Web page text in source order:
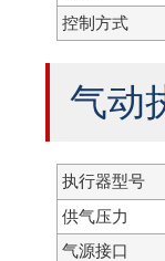
控制方式
气动
执行器型号
供气压力
气源接口